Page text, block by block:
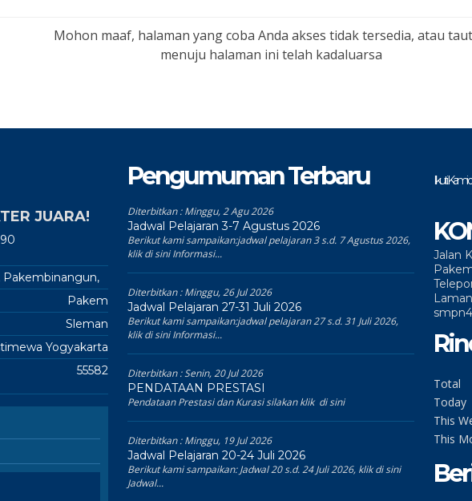
Mohon maaf, halaman yang coba Anda akses tidak tersedia, atau
menuju halaman ini telah kadaluarsa
JUARA!
Pakembinangun,
Pakem
Sleman
Yogyakarta
55582
Pengumuman Terbaru
Diterbitkan :Minggu, 2 Agu 2026
Jadwal Pelajaran 3-7 Agustus 2026
Berikut kami sampaikan:jadwal pelajaran 3 s.d. 7 Agustus 2026,
klik di sini Informasi...
Diterbitkan :Minggu, 26 Jul 2026
Jadwal Pelajaran 27-31 Juli 2026
Berikut kami sampaikan:jadwal pelajaran 27 s.d. 31 Juli 2026,
klik di sini Informasi...
Diterbitkan :Senin, 20 Jul 2026
PENDATAAN PRESTASI
Pendataan Prestasi dan Kurasi silakan klik di sini
Diterbitkan :Minggu, 19 Jul 2026
Jadwal Pelajaran 20-24 Juli 2026
Berikut kami sampaikan: Jadwal 20 s.d. 24 Juli 2026, klik di sini
Jadwal...
Ikuti Kami
Jalan
Total
Today
This
This